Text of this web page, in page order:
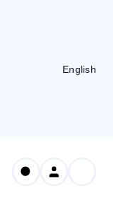
English